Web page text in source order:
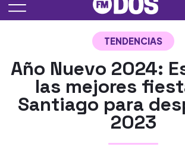
TENDENCIAS
Año Nuevo 2024:
las mejores
Santiago para
2023